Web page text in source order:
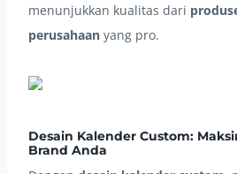
menunjukkan kualitas dari
perusahaan yang pro.
Desain Kalender Custom:
Brand Anda